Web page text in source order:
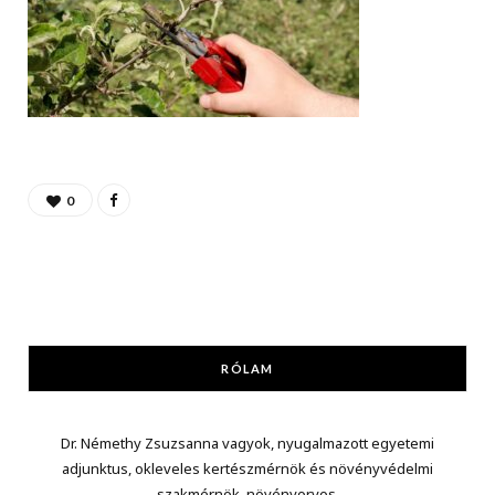
0
RÓLAM
Dr. Némethy Zsuzsanna vagyok, nyugalmazott egyetemi
adjunktus, okleveles kertészmérnök és növényvédelmi